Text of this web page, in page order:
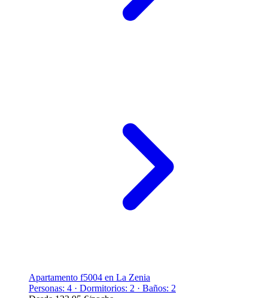
Apartamento f5004 en La Zenia
Personas: 4 · Dormitorios: 2 · Baños: 2